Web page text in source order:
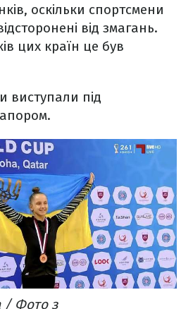
оскільки спортсмени
від змагань.
цих країн це був
виступали під
/ Фото з